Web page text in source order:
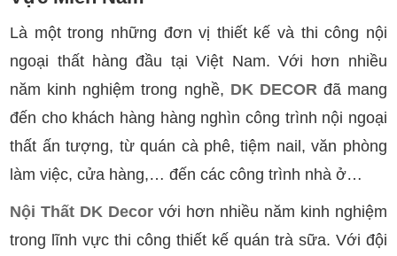
Là một trong những đơn vị thiết kế và thi công nội
ngoại thất hàng đầu tại Việt Nam. Với hơn nhiều
năm kinh nghiệm trong nghề, DK DECORđã mang
đến cho khách hàng hàng nghìn công trình nội ngoại
thất ấn tượng, từ quán cà phê, tiệm nail, văn phòng
làm việc, cửa hàng,… đến các công trình nhà ở…
Nội Thất DK Decor với hơn nhiều năm kinh nghiệm
trong lĩnh vực thi công thiết kế quán trà sữa. Với đội